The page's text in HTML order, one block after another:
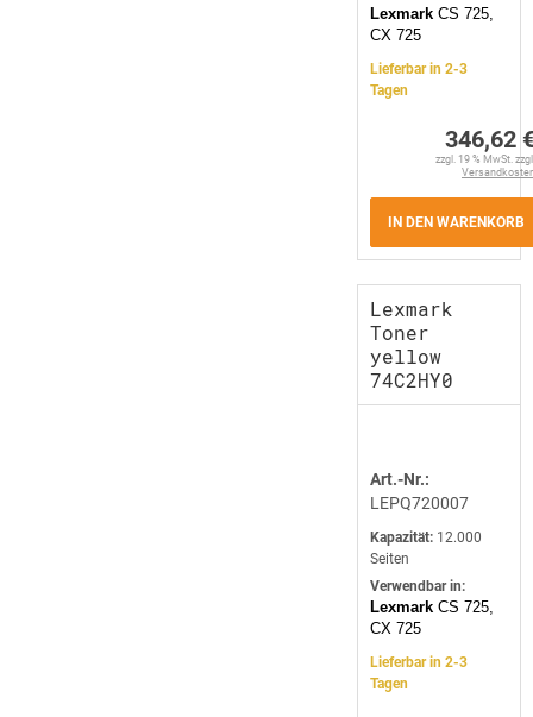
Lexmark CS 725,
CX 725
Lieferbar in 2-3
Tagen
346,62
zzgl. 19 % MwSt.
IN DEN WARENKORB
Lexmark
Toner
yellow
74C2HY0
Art.-Nr.:
LEPQ720007
Kapazität: 12.000
Seiten
Verwendbar in:
Lexmark CS 725,
CX 725
Lieferbar in 2-3
Tagen